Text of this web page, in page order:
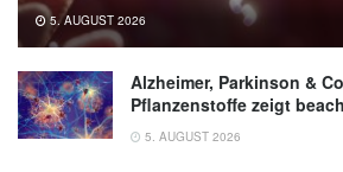
5. AUGUST 2026
Alzheimer, Parkinson &
Pflanzenstoffe zeigt
5. AUGUST 2026